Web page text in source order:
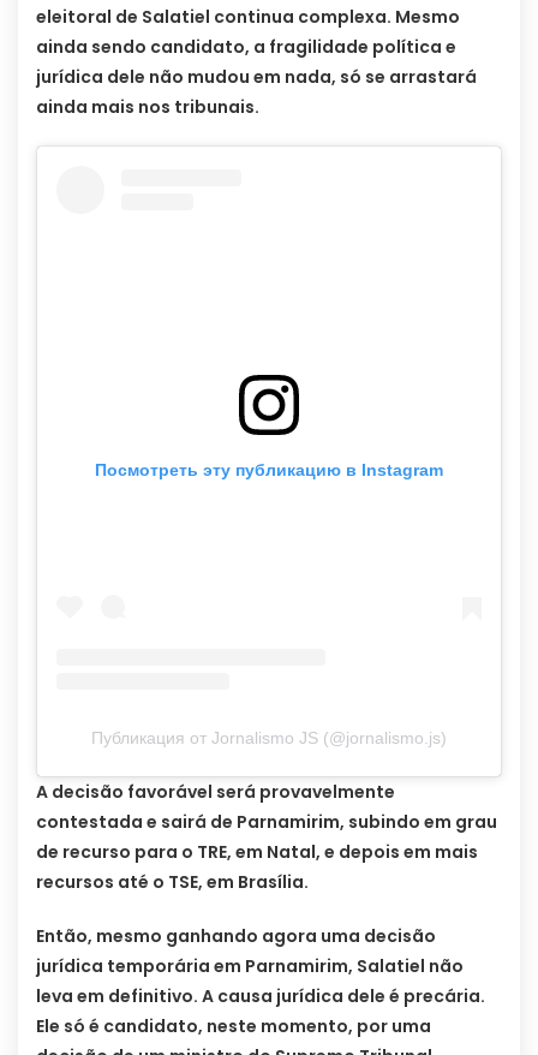
eleitoral de Salatiel continua complexa. Mesmo
ainda sendo candidato, a fragilidade política e
jurídica dele não mudou em nada, só se arrastará
ainda mais nos tribunais.
Посмотреть эту публикацию в Instagram
Публикация от Jornalismo JS (@jornalismo.js)
A decisão favorável será provavelmente
contestada e sairá de Parnamirim, subindo em grau
de recurso para o TRE, em Natal, e depois em mais
recursos até o TSE, em Brasília.
Então, mesmo ganhando agora uma decisão
jurídica temporária em Parnamirim, Salatiel não
leva em definitivo. A causa jurídica dele é precária.
Ele só é candidato, neste momento, por uma